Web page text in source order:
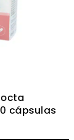
cápsulas